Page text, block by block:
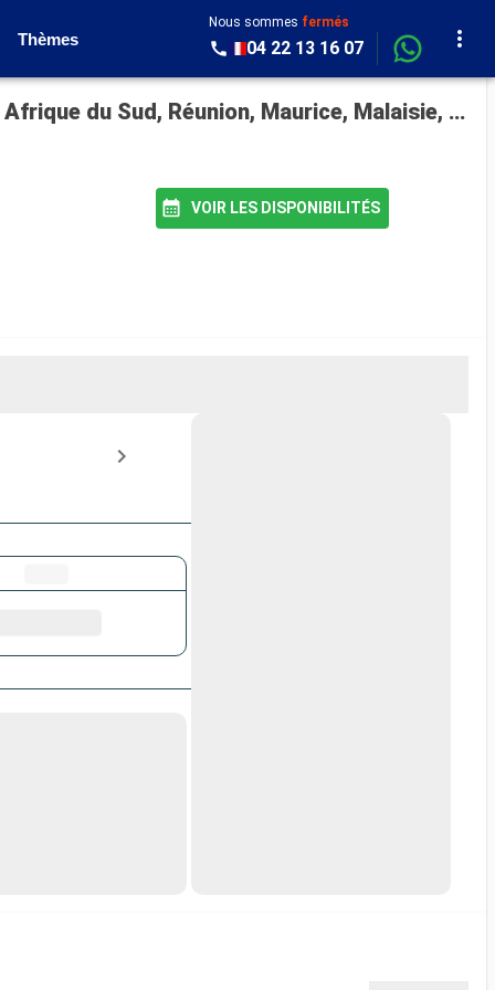
Thèmes
Nous sommes fermés
04 22 13 16 07
Croisière Queen Elizabeth : Royaume-Uni, Portugal, Tenerife, Saint Vincent-et-les-Grenadines, Afrique du Sud, Réunion, Maurice, Malaisie, Singapour, Chine, Japon, Papouasie-Nouvelle-Guinée, Australie au départ de Southampton
VOIR LES DISPONIBILITÉS